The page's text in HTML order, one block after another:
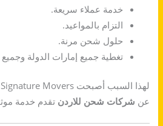
خدمة عملاء سريعة.
التزام بالمواعيد.
حلول شحن مرنة.
تغطية جميع إمارات الدولة
عن شركات شحن للاردن تقدم خدمة